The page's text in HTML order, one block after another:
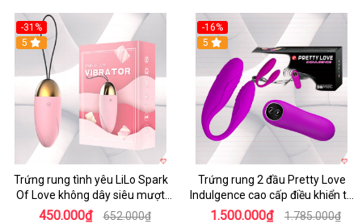
-31%
5
Trứng rung tình yêu LiLo Spark
Of Love không dây siêu mượt
chống nước
450.000₫ 652.000₫
-16%
5
Trứng rung 2 đầu Pretty Love
Indulgence cao cấp điều khiển từ
xa
1.500.000₫ 1.785.000₫